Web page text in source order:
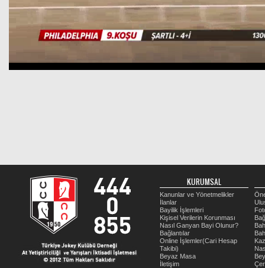
KURUMSAL
Kanunlar ve Yönetmelikler
İlanlar
Bayilik İşlemleri
Kişisel Verilerin Korunması
Nasıl Ganyan Bayi Olunur?
Bağlantılar
Online İşlemler(Cari Hesap
Takibi)
Beyaz Masa
İletişim